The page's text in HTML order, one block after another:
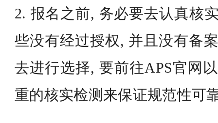
2. 报名之前, 务必要去认真核
些没有经过授权, 并且没有备
去进行选择, 要前往APS官网
重的核实检测来保证规范性可